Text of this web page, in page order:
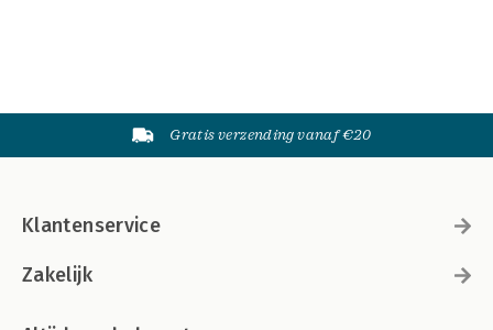
Gratis verzending vanaf €20
Klantenservice
Zakelijk